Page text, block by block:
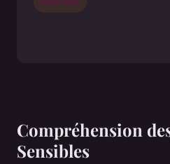
Compréhension
Sensibles